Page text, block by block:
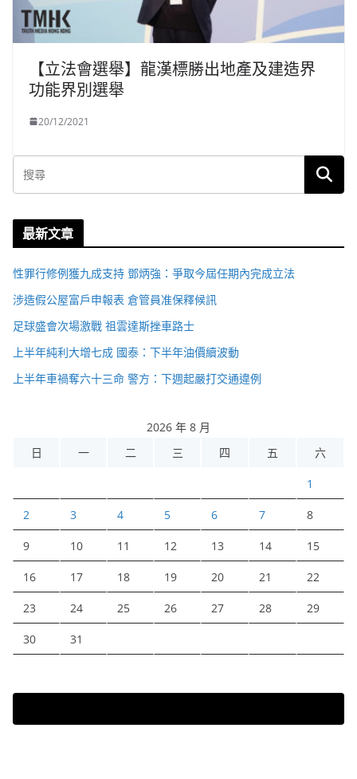
【立法會選舉】龍漢標勝出地產及建造界
功能界別選舉
20/12/2021
最新文章
性罪行修例獲九成支持 鄧炳強：爭取今屆任期內完成立法
涉造假公屋富戶申報表 倉管員准保釋候訊
足球盛會次場激戰 祖雲達斯挫車路士
上半年純利大增七成 國泰：下半年油價續波動
上半年車禍奪六十三命 警方：下週起嚴打交通違例
2026 年 8 月
日
一 二 三 四 五 六
1
2 3 4 5 6 7 8
9 10 11 12 13 14 15
16 17 18 19 20 21 22
23 24 25 26 27 28 29
30 31